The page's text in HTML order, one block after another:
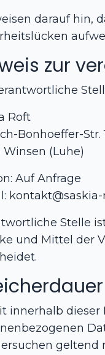
darauf hin,
zur
Roft
Bonhoeffer-Str.
Winsen (Luhe)
Auf Anfrage
Stelle
und Mittel der
innerhalb